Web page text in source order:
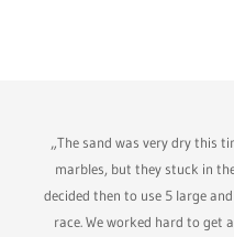
„The sand was very dry this
marbles, but they stuck in
decided then to use 5 large
race. We worked hard to get